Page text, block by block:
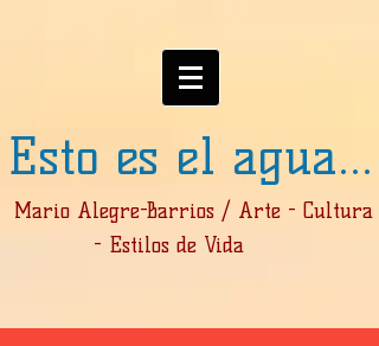
Esto es el agua...
Mario Alegre-Barrios / Arte - Cultura
- Estilos de Vida